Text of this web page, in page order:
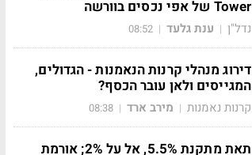
Tower של אפי נכסים בוורשה
נדל"ן | ענת גלעד |
08:52
דירוג מנהלי קרנות הנאמנות - הגדולים,
המגייסים ולאן עובר הכסף?
קרנות נאמנות | מירב ארד |
08:38
תאת מתקנת 5.5%, אל על 2%; אורמת